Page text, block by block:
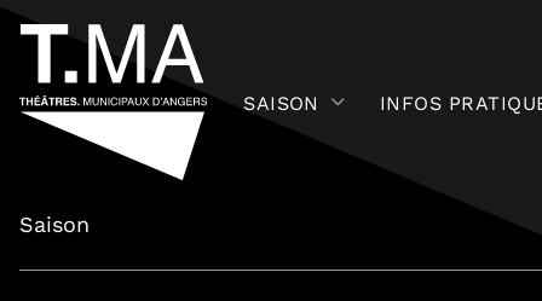
SAISON INFOS
Saison